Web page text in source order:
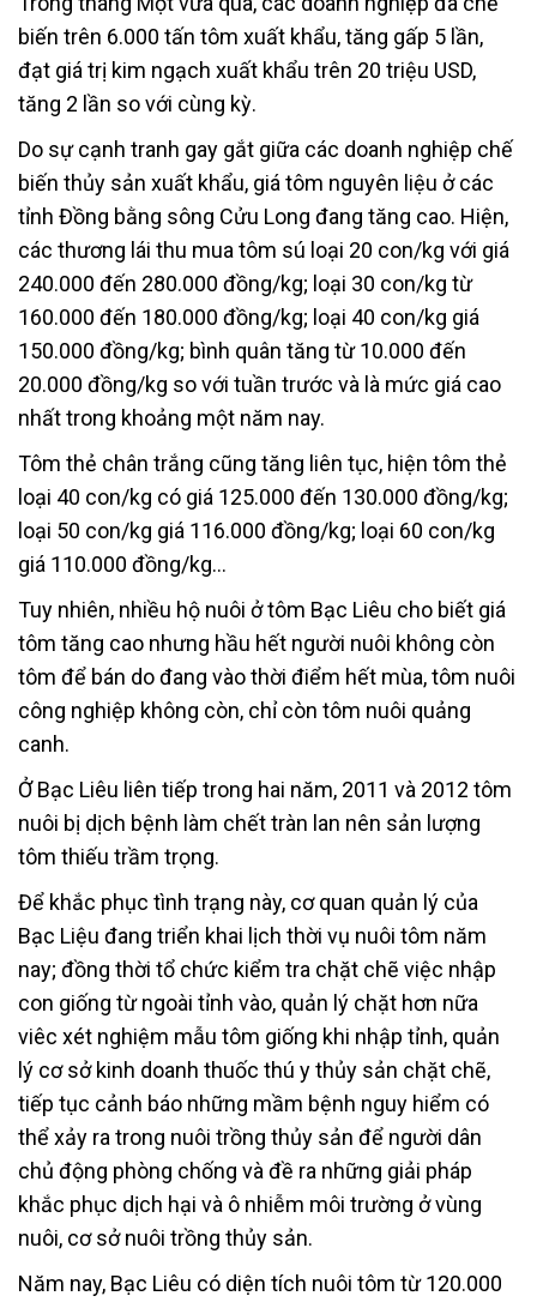
biến trên 6.000 tấn tôm xuất khẩu, tăng gấp 5 lần,
đạt giá trị kim ngạch xuất khẩu trên 20 triệu USD,
tăng 2 lần so với cùng kỳ.
Do sự cạnh tranh gay gắt giữa các doanh nghiệp chế
biến thủy sản xuất khẩu, giá tôm nguyên liệu ở các
tỉnh Đồng bằng sông Cửu Long đang tăng cao. Hiện,
các thương lái thu mua tôm sú loại 20 con/kg với giá
240.000 đến 280.000 đồng/kg; loại 30 con/kg từ
160.000 đến 180.000 đồng/kg; loại 40 con/kg giá
150.000 đồng/kg; bình quân tăng từ 10.000 đến
20.000 đồng/kg so với tuần trước và là mức giá cao
nhất trong khoảng một năm nay.
Tôm thẻ chân trắng cũng tăng liên tục, hiện tôm thẻ
loại 40 con/kg có giá 125.000 đến 130.000 đồng/kg;
loại 50 con/kg giá 116.000 đồng/kg; loại 60 con/kg
giá 110.000 đồng/kg…
Tuy nhiên, nhiều hộ nuôi ở tôm Bạc Liêu cho biết giá
tôm tăng cao nhưng hầu hết người nuôi không còn
tôm để bán do đang vào thời điểm hết mùa, tôm nuôi
công nghiệp không còn, chỉ còn tôm nuôi quảng
canh.
Ở Bạc Liêu liên tiếp trong hai năm, 2011 và 2012 tôm
nuôi bị dịch bệnh làm chết tràn lan nên sản lượng
tôm thiếu trầm trọng.
Để khắc phục tình trạng này, cơ quan quản lý của
Bạc Liệu đang triển khai lịch thời vụ nuôi tôm năm
nay; đồng thời tổ chức kiểm tra chặt chẽ việc nhập
con giống từ ngoài tỉnh vào, quản lý chặt hơn nữa
viêc xét nghiệm mẫu tôm giống khi nhập tỉnh, quản
lý cơ sở kinh doanh thuốc thú y thủy sản chặt chẽ,
tiếp tục cảnh báo những mầm bệnh nguy hiểm có
thể xảy ra trong nuôi trồng thủy sản để người dân
chủ động phòng chống và đề ra những giải pháp
khắc phục dịch hại và ô nhiễm môi trường ở vùng
nuôi, cơ sở nuôi trồng thủy sản.
Năm nay, Bạc Liêu có diện tích nuôi tôm từ 120.000